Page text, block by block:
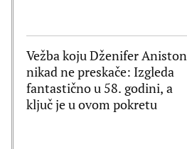
Vežba koju Dženifer Aniston
nikad ne preskače: Izgleda
fantastično u 58. godini, a
ključ je u ovom pokretu